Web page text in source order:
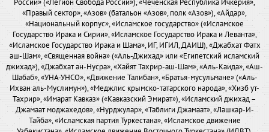
России» («Легион Свобода России»), «Чеченская Республика Ичкерия»,
«Правый сектор», «Азов» (батальон «Азов», полк «Азов»), «Айдар»,
«Национальный корпус», «Исламское государство» («Исламское
Государство Ирака и Сирии», «Исламское Государство Ирака и Леванта»,
«Исламское Государство Ирака и Шама», ИГ, ИГИЛ, ДАИШ), «Джабхат Фатх
аш-Шам», «Священная война» («Аль-Джихад» или «Египетский исламский
джихад»), «Джабхат ан-Нусра», «Хайят Тахрир-аш-Шам», «Аль-Каида», «Аш-
Шабаб», «УНА-УНСО», «Движение Талибан», «Братья-мусульмане» («Аль-
Ихван аль-Муслимун»), «Меджлис крымско-татарского народа», «Хизб ут-
Тахрир», «Имарат Кавказ» («Кавказский Эмират»), «Исламский джихад –
Джамаат моджахедов», «Нурджулар», «Таблиги Джамаат», «Лашкар-И-
Тайба», «Исламская партия Туркестана», «Исламское движение